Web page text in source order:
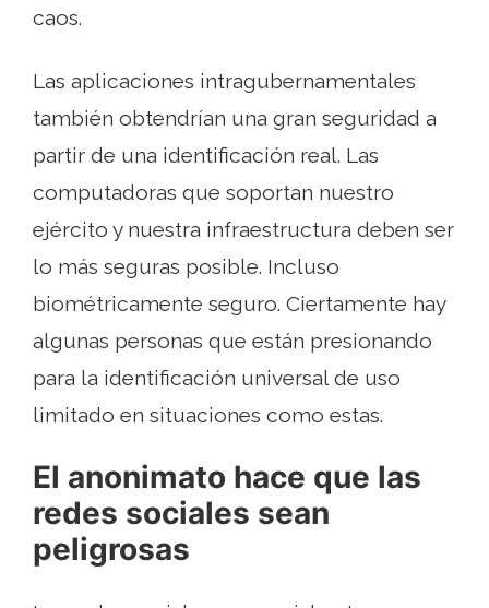
caos.
Las aplicaciones intragubernamentales
también obtendrían una gran seguridad a
partir de una identificación real. Las
computadoras que soportan nuestro
ejército y nuestra infraestructura deben ser
lo más seguras posible. Incluso
biométricamente seguro. Ciertamente hay
algunas personas que están presionando
para la identificación universal de uso
limitado en situaciones como estas.
El anonimato hace que las
redes sociales sean
peligrosas